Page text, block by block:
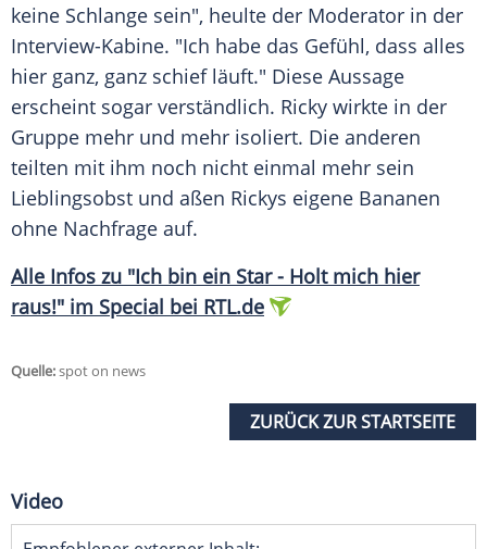
keine Schlange sein", heulte der Moderator in der
Interview-Kabine. "Ich habe das Gefühl, dass alles
hier ganz, ganz schief läuft." Diese Aussage
erscheint sogar verständlich. Ricky wirkte in der
Gruppe mehr und mehr isoliert. Die anderen
teilten mit ihm noch nicht einmal mehr sein
Lieblingsobst und aßen Rickys eigene Bananen
ohne Nachfrage auf.
Alle Infos zu "Ich bin ein Star - Holt mich hier
raus!" im Special bei RTL.de
Quelle:spot on news
ZURÜCK ZUR STARTSEITE
Video